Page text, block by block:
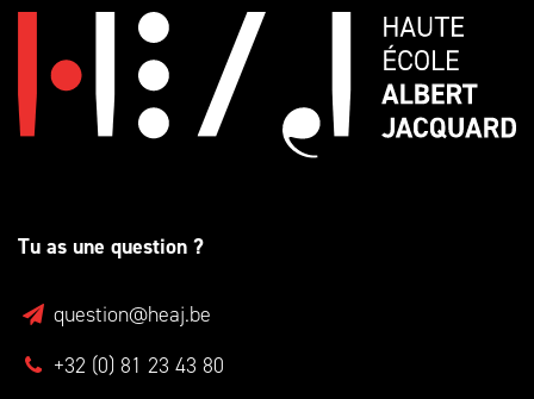
Tu as une question ?
question@heaj.be
+32 (0) 81 23 43 80